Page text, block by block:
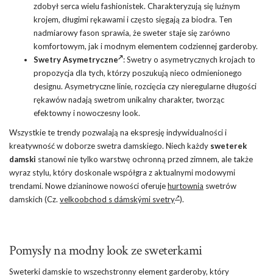
zdobył serca wielu fashionistek. Charakteryzują się luźnym
krojem, długimi rękawami i często sięgają za biodra. Ten
nadmiarowy fason sprawia, że sweter staje się zarówno
komfortowym, jak i modnym elementem codziennej garderoby.
Swetry Asymetryczne
: Swetry o asymetrycznych krojach to
propozycja dla tych, którzy poszukują nieco odmienionego
designu. Asymetryczne linie, rozcięcia czy nieregularne długości
rękawów nadają swetrom unikalny charakter, tworząc
efektowny i nowoczesny look.
Wszystkie te trendy pozwalają na ekspresję indywidualności i
kreatywność w doborze swetra damskiego. Niech każdy sweterek
damski stanowi nie tylko warstwę ochronną przed zimnem, ale także
wyraz stylu, który doskonale współgra z aktualnymi modowymi
trendami. Nowe dzianinowe nowości oferujehurtownia swetrów
damskich (Cz. velkoobchod s dámskými svetry ).
Pomysły na modny look ze sweterkami
Sweterki damskie to wszechstronny element garderoby, który